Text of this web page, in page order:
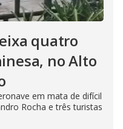
quatro
no Alto
em mata de difícil
Rocha e três turistas